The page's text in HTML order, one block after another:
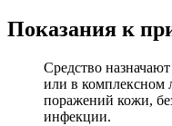
Показания к
Средство
или в комплексном
поражений кожи,
инфекции.